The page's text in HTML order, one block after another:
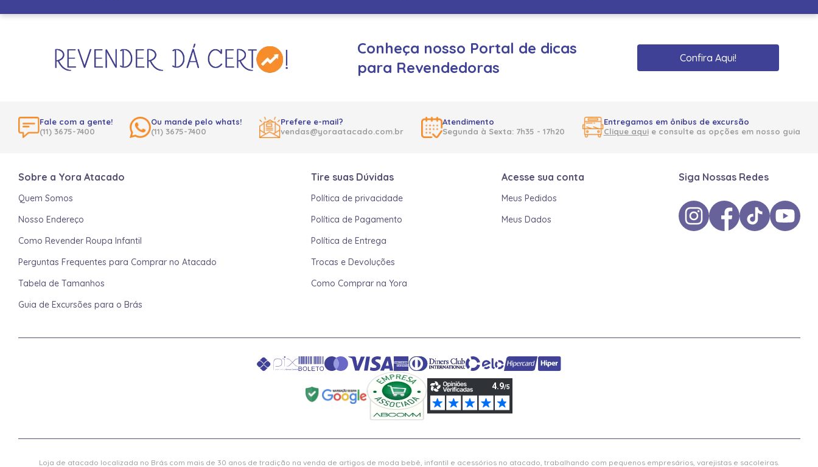
Conheça nosso Portal de dicas
para Revendedoras
Confira Aqui!
Fale com a gente!
(11) 3675-7400
Ou mande pelo whats!
(11) 3675-7400
Prefere e-mail?
vendas@yoraatacado.com.br
Atendimento
Segunda à Sexta: 7h35 - 17h20
Entregamos em ônibus de excursão
Clique aquie consulte as opções em nosso guia
Sobre a Yora Atacado
Quem Somos
Nosso Endereço
Como Revender Roupa Infantil
Perguntas Frequentes para Comprar no Atacado
Tabela de Tamanhos
Guia de Excursões para o Brás
Tire suas Dúvidas
Política de privacidade
Política de Pagamento
Política de Entrega
Trocas e Devoluções
Como Comprar na Yora
Acesse sua conta
Meus Pedidos
Meus Dados
Siga Nossas Redes
Loja de atacado localizada no Brás com mais de 30 anos de tradição na venda de artigos de moda bebê, infantil e acessórios no atacado, trabalhando com pequenos empresários, varejistas e sacoleiras.